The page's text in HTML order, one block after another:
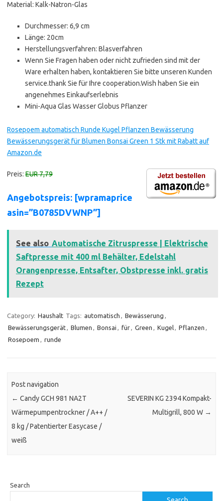
Material: Kalk-Natron-Glas
Durchmesser: 6,9 cm
Länge: 20cm
Herstellungsverfahren: Blasverfahren
Wenn Sie Fragen haben oder nicht zufrieden sind mit der
Ware erhalten haben, kontaktieren Sie bitte unseren Kunden
service.thank Sie für Ihre cooperation.Wish haben Sie ein
angenehmes Einkaufserlebnis
Mini-Aqua Glas Wasser Globus Pflanzer
Rosepoem automatisch Runde Kugel Pflanzen Bewässerung
Bewässerungsgerät für Blumen Bonsai Green 1 Stk mit Rabatt auf
Amazon.de
Preis: EUR 7,79
Angebotspreis: [wpramaprice
asin=”B0785DVWNP”]
See also Automatische Zitruspresse | Elektrische
Saftpresse mit 400 ml Behälter, Edelstahl
Orangenpresse, Entsafter, Obstpresse inkl. gratis
Rezept
Category: Haushalt Tags: automatisch , Bewässerung ,
Bewässerungsgerät, Blumen , Bonsai , für, Green , Kugel, Pflanzen ,
Rosepoem , runde
Post navigation
← Candy GCH 981 NA2T
Wärmepumpentrockner / A++ /
8 kg / Patentierter Easycase /
weiß
SEVERIN KG 2394 Kompakt-
Multigrill, 800 W →
Search